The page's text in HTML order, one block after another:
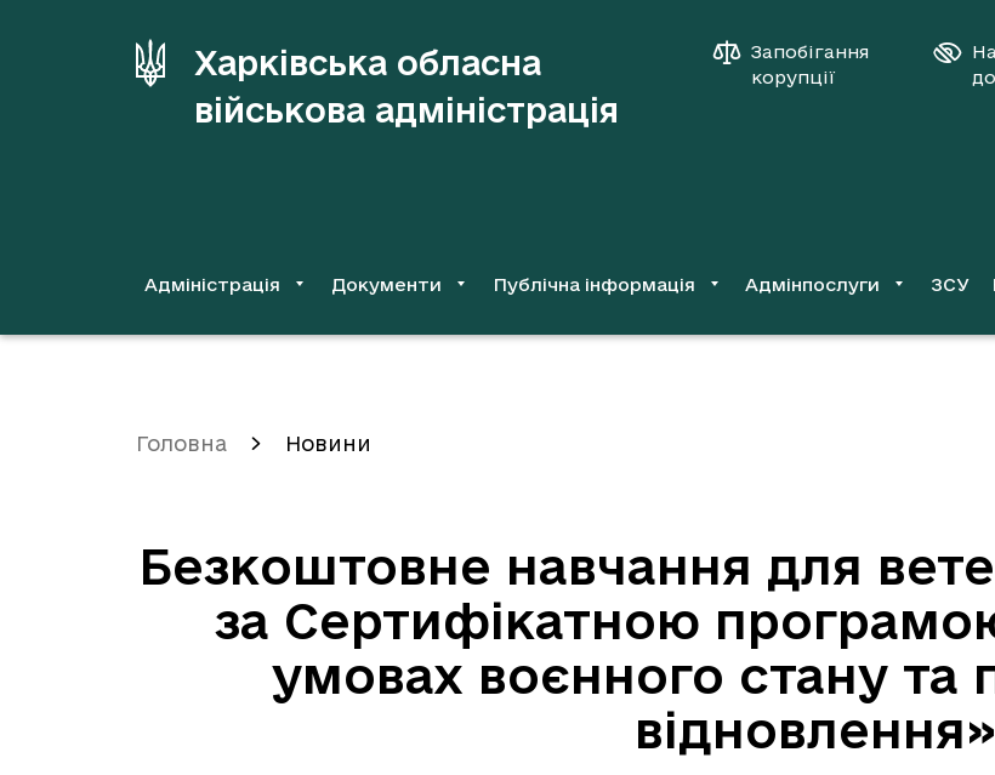
Харківська обласна
військова адміністрація
Запобігання
корупції
Адміністрація Документи Публічна інформація Адмінпослуги ЗСУ
Головна Новини
Безкоштовне навчання для
за Сертифікатною
умовах воєнного стану та
відновлення»